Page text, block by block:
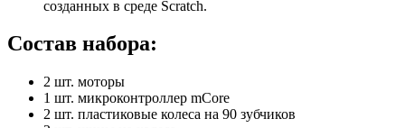
созданных в среде Scratch.
Состав набора:
2 шт. моторы
1 шт. микроконтроллер mCore
2 шт. пластиковые колеса на 90 зубчиков